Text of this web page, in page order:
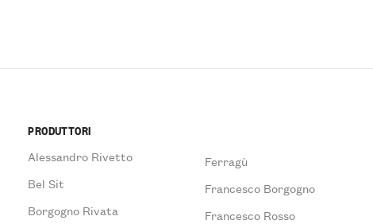
PRODUTTORI
Alessandro Rivetto
Bel Sit
Borgogno Rivata
Ferragù
Francesco Borgogno
Francesco Rosso